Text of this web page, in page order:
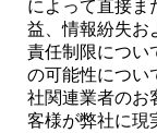
によって直接ま
益、情報紛失お
責任制限につい
の可能性につい
社関連業者のお
客様が弊社に現